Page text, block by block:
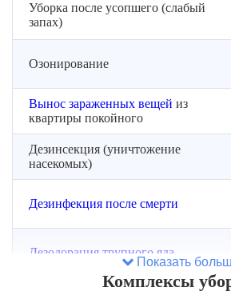
Уборка после усопшего (слабый
запах)
Озонирование
Вынос зараженных вещей из
квартиры покойного
Дезинсекция (уничтожение
насекомых)
Дезинфекция после смерти
Дезодорация трупного яда
Устранение неприятного запаха
Показать
Комплексы